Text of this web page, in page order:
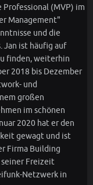
(MVP) im
Management"
und die
Jan ist häufig auf
finden, weiterhin
2018 bis Dezember
und
großen
im schönen
2020 hat er den
gewagt und ist
Firma Building
Freizeit
Netzwerk in